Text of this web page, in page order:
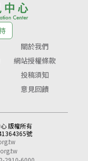
關於我們
網站授權條款
投稿須知
意見回饋
版權所有
號